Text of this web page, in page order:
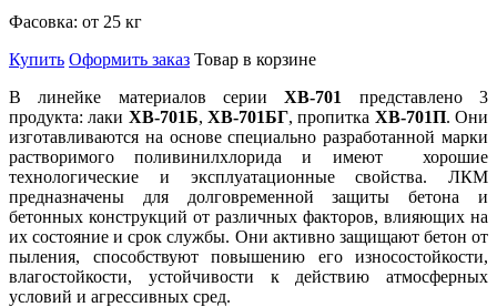
Фасовка: от 25 кг
Купить Оформить заказ Товар в корзине
В линейке материалов серииХВ-701
представлено 3
продукта: лаки ХВ-701Б,ХВ-701БГ, пропитка ХВ-701П. Они
изготавливаются на основе специально разработанной марки
растворимого поливинилхлорида и имеют хорошие
технологические и эксплуатационные свойства. ЛКМ
предназначены для долговременной защиты бетона и
бетонных конструкций от различных факторов, влияющих на
их состояние и срок службы. Они активно защищают бетон от
пыления, способствуют повышению его износостойкости,
влагостойкости, устойчивости к действию атмосферных
условий и агрессивных сред.